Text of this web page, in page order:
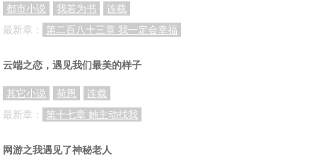
都市小说
我若为书
连载
最新章：
第二百八十三章 我一定会幸福
云端之恋，遇见我们最美的样子
其它小说 荷恩
连载
最新章：
第十七章 她主动找我
网游之我遇见了神秘老人